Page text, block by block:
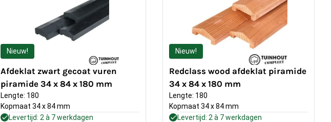
Nieuw!
Afdeklat zwart gecoat vuren
piramide 34 x 84 x 180 mm
Lengte: 180
Kopmaat 34 x 84 mm
Levertijd: 2 à 7 werkdagen
Nieuw!
Redclass wood afdeklat piramide
34 x 84 x 180 mm
Lengte: 180
Kopmaat 34 x 84 mm
Levertijd: 2 à 7 werkdagen